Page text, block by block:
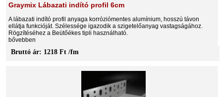
Graymix Lábazati indító profil 6cm
A lábazati indító profil anyaga korróziómentes alumínium, hosszú távon
ellátja funkcióját. Szélessége igazodik a szigetelőanyag vastagságához.
Rögzítéséhez a Beütőékes tipli használható.
bővebben
Bruttó ár: 1218 Ft /fm